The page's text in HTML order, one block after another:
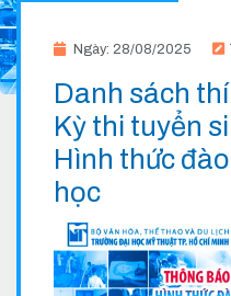
Ngày: 28/08/2025
Danh sách
Kỳ thi tuyển
Hình thức
học